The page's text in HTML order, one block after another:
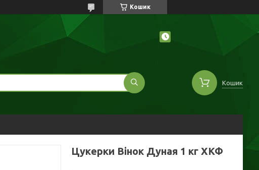
Кошик
Кошик
Цукерки Вінок Дуная 1 кг ХКФ